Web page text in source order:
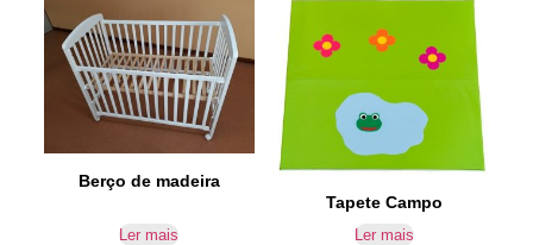
Berço de madeira
Ler mais
Tapete Campo
Ler mais